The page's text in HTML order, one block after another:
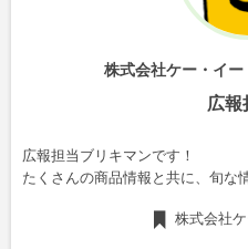
株式会社ケー・イー
広報
広報担当ブリキマンです！
たくさんの商品情報と共に、旬な
株式会社